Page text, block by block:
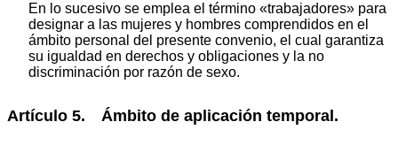
En lo sucesivo se emplea el término «trabajadores» para
designar a las mujeres y hombres comprendidos en el
ámbito personal del presente convenio, el cual garantiza
su igualdad en derechos y obligaciones y la no
discriminación por razón de sexo.
Artículo 5. Ámbito de aplicación temporal.